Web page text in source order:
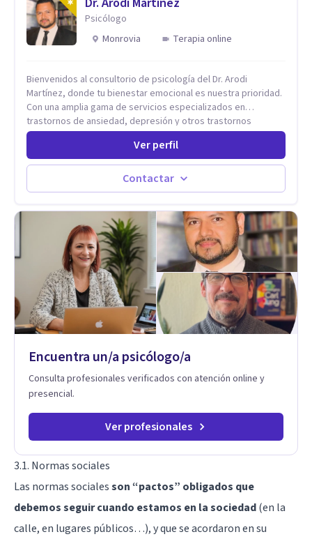
Psicólogo
Monrovia
Terapia online
Bienvenidos al consultorio de psicología del Dr. Arodi
Martínez, donde tu bienestar emocional es nuestra prioridad.
Con una amplia gama de servicios especializados en
trastornos de ansiedad, depresión y otros trastornos
emocionales, estamos dedicados a ofrecerte el mejor
tratamiento para mejorar tu salud mental. En nuestro
consultorio, ofrecemos una variedad de terapias y
tratamientos diseñados para satisfacer tus necesidades
específicas: Terapia para Trastornos de Ansiedad y
y la depresión, utilizando enfoques basados en evidencia
para ayudarte a recuperar tu bienestar emocional. Terapia
Individual, de Pareja y Familiar: Trabajamos contigo y tus
seres queridos para fortalecer las relaciones y mejorar la
dinámica familiar. Evaluaciones Psicológicas y Terapias
Especializadas: Terapia cognitivo-conductual Terapia de
apoyo Terapia psicodinámica Terapia enfocada en la solución
Terapia de exposición Terapia de juego para niños
Tratamiento de Traumas y Trastornos de Estrés
a superar experiencias traumáticas y mejorar tu calidad de
vida. Tratamiento de Adicciones.
Ver perfil
Contactar
Encuentra un/a psicólogo/a
Consulta profesionales verificados con atención online y
presencial.
Ver profesionales
3.1. Normas sociales
Las normas socialesson “pactos” obligados que
debemos seguir cuando estamos en la sociedad(en la
calle, en lugares públicos…), y que se acordaron en su